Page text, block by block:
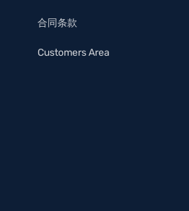
合同条款
Customers Area